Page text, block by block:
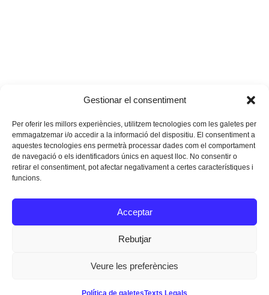
Gestionar el consentiment
Per oferir les millors experiències, utilitzem tecnologies com les galetes per
emmagatzemar i/o accedir a la informació del dispositiu. El consentiment a
aquestes tecnologies ens permetrà processar dades com el comportament
de navegació o els identificadors únics en aquest lloc. No consentir o
retirar el consentiment, pot afectar negativament a certes característiques i
funcions.
Acceptar
Rebutjar
Veure les preferències
Política de galetesTexts Legals
Instagram
Facebook
Twitter
Texts Legals